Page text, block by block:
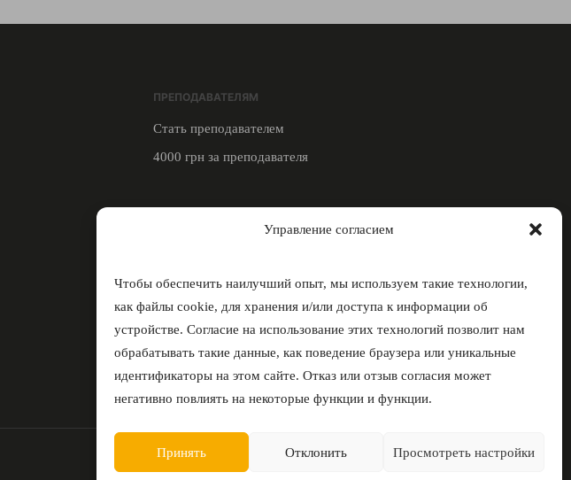
Управление согласием
Чтобы обеспечить наилучший опыт, мы используем такие технологии,
как файлы cookie, для хранения и/или доступа к информации об
устройстве. Согласие на использование этих технологий позволит нам
обрабатывать такие данные, как поведение браузера или уникальные
идентификаторы на этом сайте. Отказ или отзыв согласия может
негативно повлиять на некоторые функции и функции.
Принять Отклонить Просмотреть настройки
ПРЕПОДАВАТЕЛЯМ
Стать преподавателем
4000 грн за преподавателя